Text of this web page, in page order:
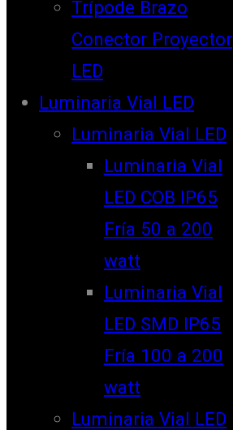
Trípode Brazo
Conector Proyector
LED
Luminaria Vial LED
Luminaria Vial LED
Luminaria Vial
LED COB IP65
Fría 50 a 200
watt
Luminaria Vial
LED SMD IP65
Fría 100 a 200
watt
Luminaria Vial LED